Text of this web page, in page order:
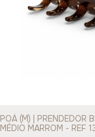
POÁ (M) | PRENDEDOR
MÉDIO MARROM - REF